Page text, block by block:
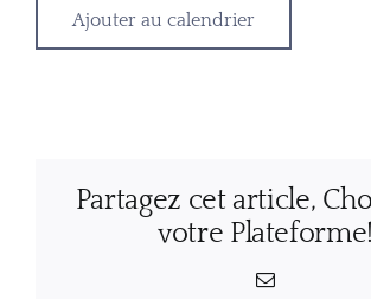
Ajouter au calendrier
Partagez cet article,
votre Plateforme!
Email